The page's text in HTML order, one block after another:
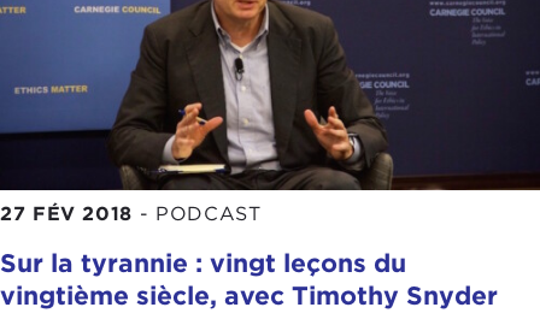
27 FÉV 2018 - PODCAST
Sur la tyrannie : vingt leçons du
vingtième siècle, avec Timothy Snyder